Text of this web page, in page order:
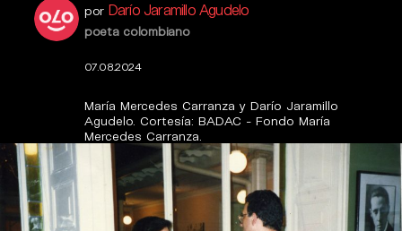
por Darío Jaramillo Agudelo
poeta colombiano
07.08.2024
María Mercedes Carranza y Darío Jaramillo
Agudelo. Cortesía: BADAC - Fondo María
Mercedes Carranza.